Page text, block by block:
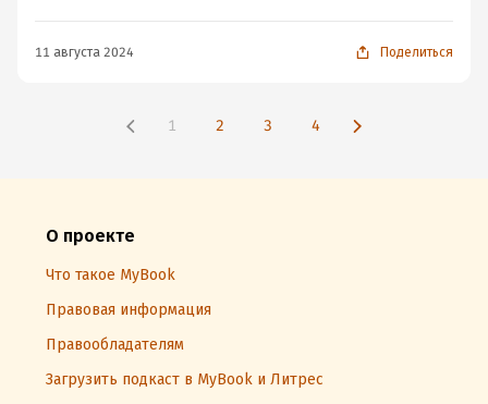
11 августа 2024 Поделиться
1 2 3 4
О проекте
Что такое MyBook
Правовая информация
Правообладателям
Загрузить подкаст в MyBook и Литрес